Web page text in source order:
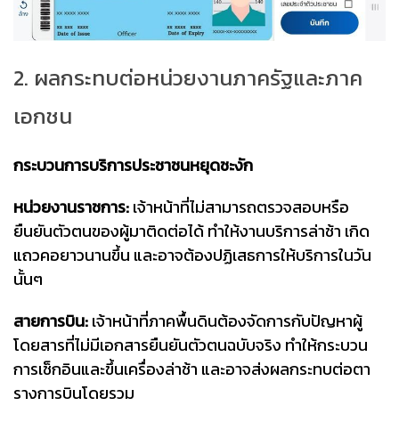
2. ผลกระทบต่อหน่วยงานภาครัฐและภาค
เอกชน
กระบวนการบริการประชาชนหยุดชะงัก
หน่วยงานราชการ:เจ้าหน้าที่ไม่สามารถตรวจสอบหรือ
ยืนยันตัวตนของผู้มาติดต่อได้ ทำให้งานบริการล่าช้า เกิด
แถวคอยาวนานขึ้น และอาจต้องปฏิเสธการให้บริการในวัน
นั้นๆ
สายการบิน:เจ้าหน้าที่ภาคพื้นดินต้องจัดการกับปัญหาผู้
โดยสารที่ไม่มีเอกสารยืนยันตัวตนฉบับจริง ทำให้กระบวน
การเช็กอินและขึ้นเครื่องล่าช้า และอาจส่งผลกระทบต่อตา
รางการบินโดยรวม